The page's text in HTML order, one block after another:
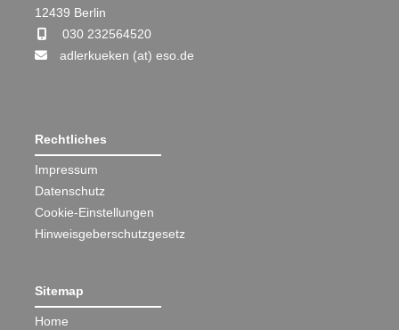
12439 Berlin
030 232564520
adlerkueken (at) eso.de
Rechtliches
Impressum
Datenschutz
Cookie-Einstellungen
Hinweisgeberschutzgesetz
Sitemap
Home